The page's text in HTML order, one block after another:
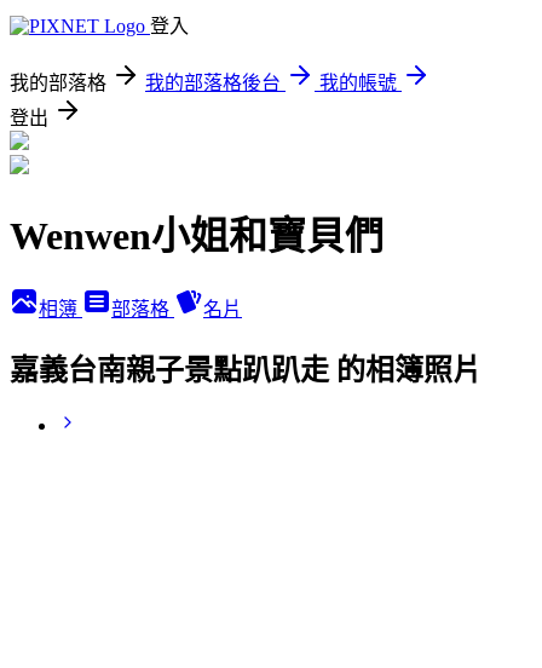
登入
我的部落格 我的部落格後台
我的帳號
登出
Wenwen小姐和寶貝們
相簿 部落格 名片
嘉義台南親子景點趴趴走 的相簿照片